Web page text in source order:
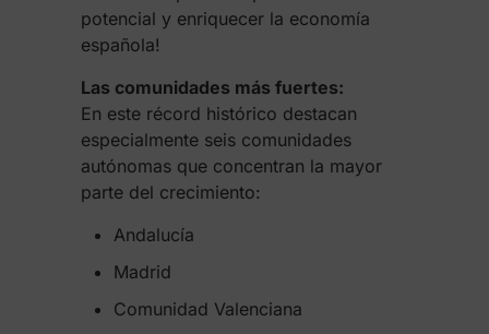
potencial y enriquecer la economía
española!
Las comunidades más fuertes:
En este récord histórico destacan
especialmente seis comunidades
autónomas que concentran la mayor
parte del crecimiento:
Andalucía
Madrid
Comunidad Valenciana